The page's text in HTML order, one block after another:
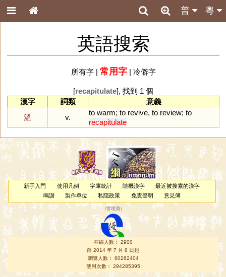
粵
普
英語搜索
所有字| 常用字| 冷僻字
[recapitulate], 找到 1 個
漢字
詞類
意義
溫
v.
to warm; to revive, to review; to
recapitulate
新手入門 使用凡例 字庫統計 隨機漢字
最近被搜索的漢字
鳴謝
製作單位 私隱政策 免責聲明 意見簿
（管理員 ）
在線人數： 2900
自 2014 年 7 月 8 日起
瀏覽人數： 80262404
使用次數： 294285395